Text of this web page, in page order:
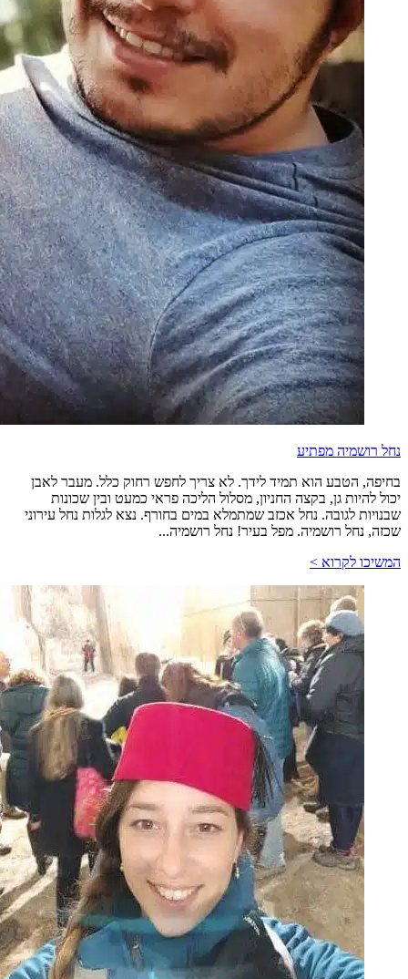
נחל רושמיה מפתיע
בחיפה, הטבע הוא תמיד לידך. לא צריך לחפש רחוק כלל. מעבר לאבן
יכול להיות גן, בקצה החניון, מסלול הליכה פראי כמעט ובין שכונות
שבנויות לגובה. נחל אכזב שמתמלא במים בחורף. נצא לגלות נחל עירוני
שכזה, נחל רושמיה. מפל בעיר! נחל רושמיה...
המשיכו לקרוא >